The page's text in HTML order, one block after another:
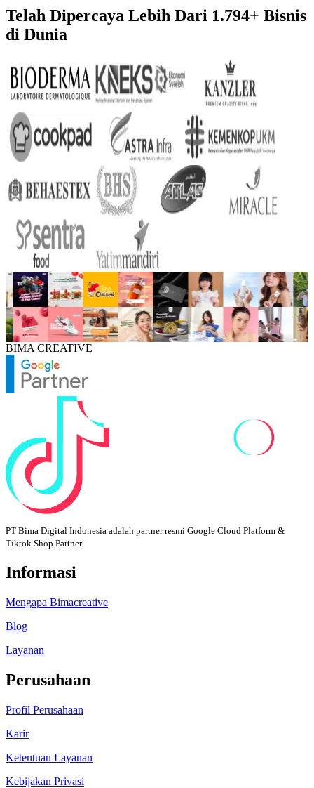
Telah Dipercaya Lebih Dari 1.794+ Bisnis
di Dunia
BIMA CREATIVE
PT Bima Digital Indonesia adalah partner resmi Google Cloud Platform &
Tiktok Shop Partner
Informasi
Mengapa Bimacreative
Blog
Layanan
Perusahaan
Profil Perusahaan
Karir
Ketentuan Layanan
Kebijakan Privasi